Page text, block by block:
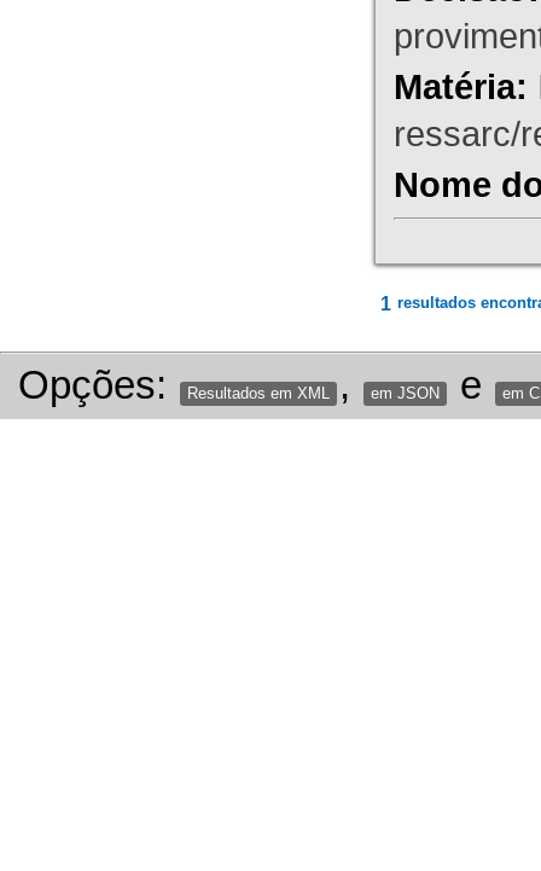
Matéria:
ressarc/
Nome
1 resultados
Opções: Resultados em XML , em JSON e em